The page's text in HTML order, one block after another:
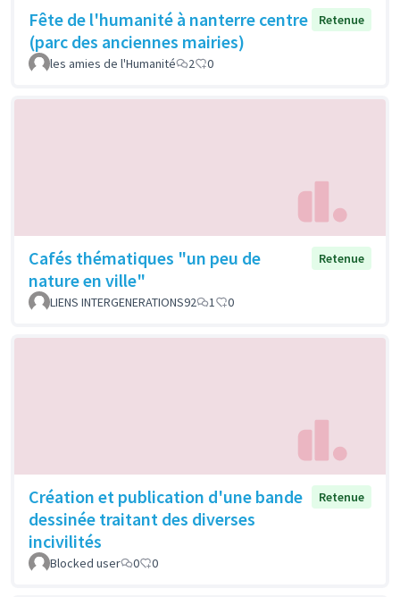
Fête de l'humanité à nanterre centre
(parc des anciennes mairies)
Retenue
les amies de l'Humanité 2 0
Cafés thématiques "un peu de
nature en ville"
Retenue
LIENS INTERGENERATIONS92 1 0
Création et publication d'une bande
dessinée traitant des diverses
incivilités
Retenue
Blocked user 0 0